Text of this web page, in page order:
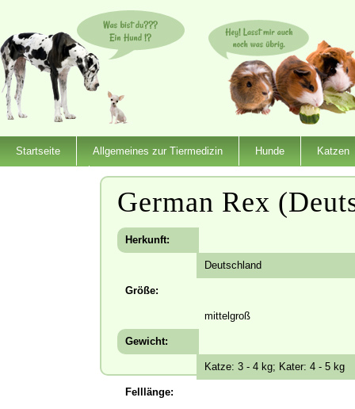
Startseite Allgemeines zur Tiermedizin Hunde Katzen
German Rex
Herkunft:
Deutschland
Größe:
mittelgroß
Gewicht:
Katze: 3 - 4 kg; Kater: 4 - 5 kg
Felllänge: